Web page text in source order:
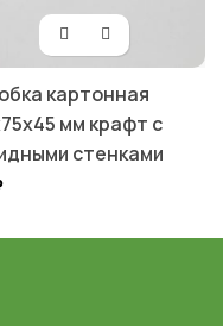
картонная
мм крафт с
стенками